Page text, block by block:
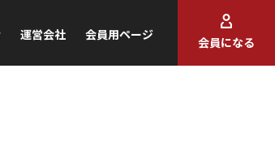
運営会社 会員用ページ
会員になる